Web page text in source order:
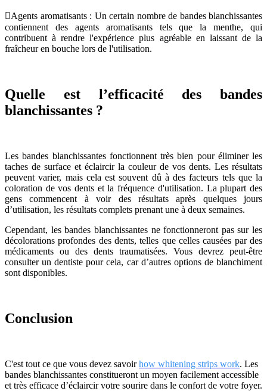
Agents aromatisants : Un certain nombre de bandes blanchissantes
contiennent des agents aromatisants tels que la menthe, qui
contribuent à rendre l'expérience plus agréable en laissant de la
fraîcheur en bouche lors de l'utilisation.
Quelle est l’efficacité des bandes
blanchissantes ?
Les bandes blanchissantes fonctionnent très bien pour éliminer les
taches de surface et éclaircir la couleur de vos dents. Les résultats
peuvent varier, mais cela est souvent dû à des facteurs tels que la
coloration de vos dents et la fréquence d'utilisation. La plupart des
gens commencent à voir des résultats après quelques jours
d’utilisation, les résultats complets prenant une à deux semaines.
Cependant, les bandes blanchissantes ne fonctionneront pas sur les
décolorations profondes des dents, telles que celles causées par des
médicaments ou des dents traumatisées. Vous devrez peut-être
consulter un dentiste pour cela, car d’autres options de blanchiment
sont disponibles.
Conclusion
C'est tout ce que vous devez savoirhow whitening strips work. Les
bandes blanchissantes constitueront un moyen facilement accessible
et très efficace d’éclaircir votre sourire dans le confort de votre foyer.